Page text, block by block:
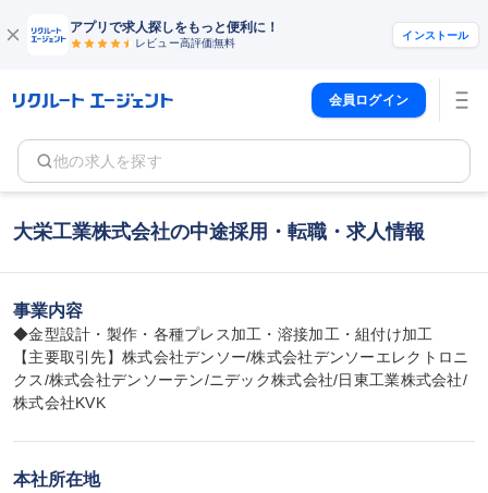
アプリで求人探しをもっと便利に！
レビュー高評価無料
インストール
会員ログイン
他の求人を探す
大栄工業株式会社の中途採用・転職・求人情報
事業内容
◆金型設計・製作・各種プレス加工・溶接加工・組付け加工
【主要取引先】株式会社デンソー/株式会社デンソーエレクトロニ
クス/株式会社デンソーテン/ニデック株式会社/日東工業株式会社/
株式会社KVK
本社所在地